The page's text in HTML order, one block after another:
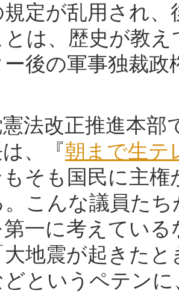
定が乱用され、
は、歴史が教
後の軍事独裁
法改正推進本部
、『朝まで生テ
もそも国民に主
。こんな議員た
一に考えてい
大地震が起きた
どというペテン